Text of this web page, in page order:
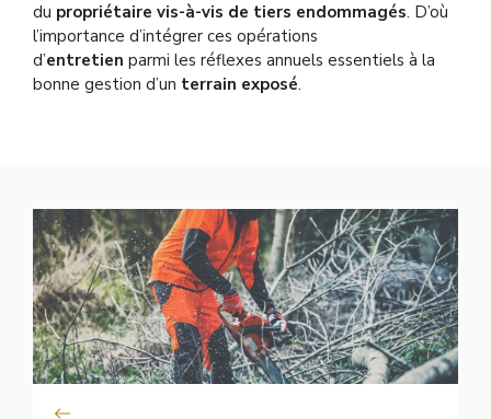
du propriétaire vis-à-vis de tiers endommagés. D’où
l’importance d’intégrer ces opérations
d’entretien parmi les réflexes annuels essentiels à la
bonne gestion d’un terrain exposé.